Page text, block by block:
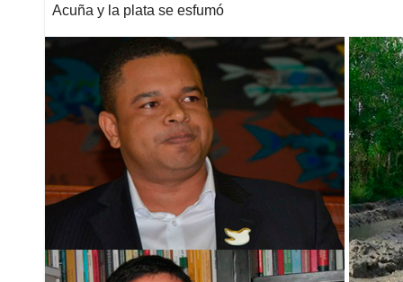
Acuña y la plata se esfumó